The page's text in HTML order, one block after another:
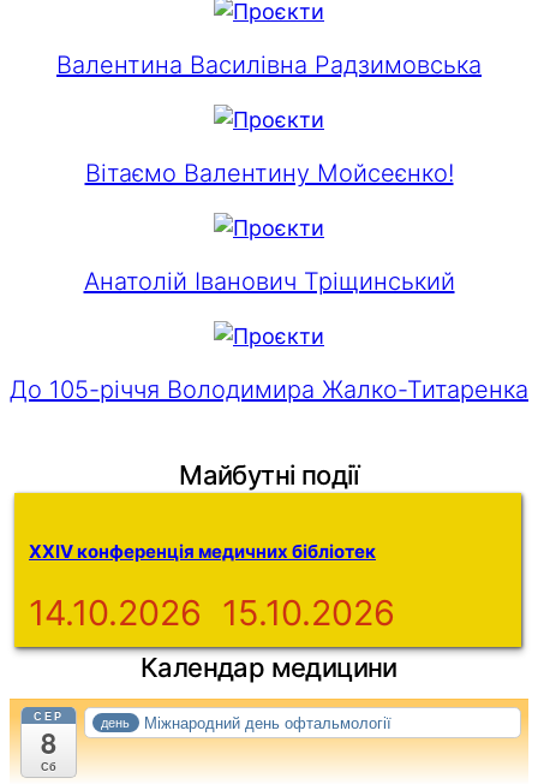
Валентина Василівна Радзимовська
Вітаємо Валентину Мойсеєнко!
Анатолій Іванович Тріщинський
До 105-річчя Володимира Жалко-Титаренка
Майбутні події
XXIV конференція медичних бібліотек
14.10.2026 15.10.2026
Календар медицини
СЕР
8
Сб
день Міжнародний день офтальмології